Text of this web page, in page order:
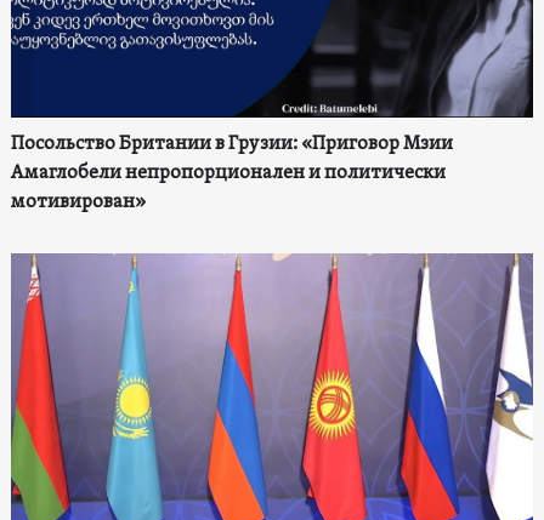
Посольство Британии в Грузии: «Приговор Мзии
Амаглобели непропорционален и политически
мотивирован»